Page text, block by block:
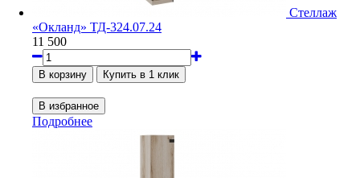
Стеллаж
«Окланд» ТД-324.07.24
11 500
Подробнее